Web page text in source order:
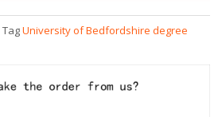
TagUniversity of Bedfordshire degree